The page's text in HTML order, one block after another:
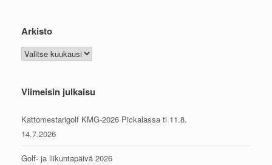
Arkisto
Arkisto
Viimeisin julkaisu
Kattomestarigolf KMG-2026 Pickalassa ti 11.8.
14.7.2026
Golf- ja liikuntapäivä 2026